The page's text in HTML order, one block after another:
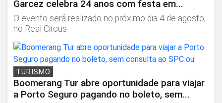
Garcez celebra 24 anos com festa em...
O evento será realizado no próximo dia 4 de agosto,
no Real Circus
TURISMO
Boomerang Tur abre oportunidade para viajar
a Porto Seguro pagando no boleto, sem...